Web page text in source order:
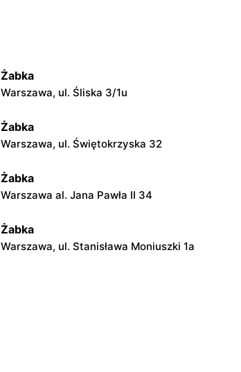
Żabka
Warszawa, ul. Śliska 3/1u
Żabka
Warszawa, ul. Świętokrzyska 32
Żabka
Warszawa al. Jana Pawła II 34
Żabka
Warszawa, ul. Stanisława Moniuszki 1a